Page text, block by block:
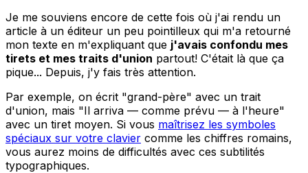
Je me souviens encore de cette fois où j'ai rendu un
article à un éditeur un peu pointilleux qui m'a retourné
mon texte en m'expliquant que j'avais confondu mes
tirets et mes traits d'union partout! C'était là que ça
pique... Depuis, j'y fais très attention.
Par exemple, on écrit "grand-père" avec un trait
d'union, mais "Il arriva — comme prévu — à l'heure"
avec un tiret moyen. Si vous maîtrisez les symboles
spéciaux sur votre clavier comme les chiffres romains,
vous aurez moins de difficultés avec ces subtilités
typographiques.